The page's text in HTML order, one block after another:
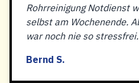
Rohrreinigung Notdienst
selbst am Wochenende.
war noch nie so
Bernd S.